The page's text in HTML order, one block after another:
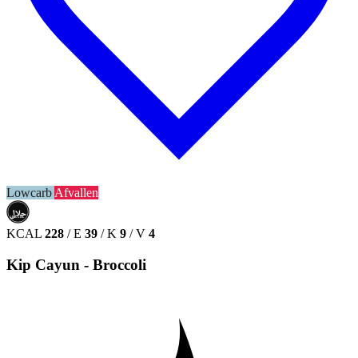
LowcarbAfvallen
حلال
HALAL
KCAL 228 / E 39 / K 9 / V 4
Kip Cayun - Broccoli